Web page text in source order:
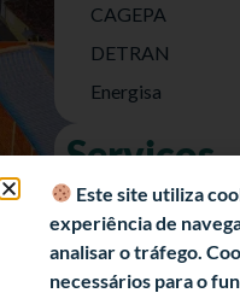
CAGEPA
DETRAN
Energisa
Serviços
Nota Fiscal
e-SIC (Acesso a
Transparência
Este site utiliza
experiência de
analisar o tráfego.
necessários para o